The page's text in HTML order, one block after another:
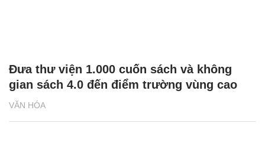
VĂN HÓA
Đưa thư viện 1.000 cuốn sách và không
gian sách 4.0 đến điểm trường vùng cao